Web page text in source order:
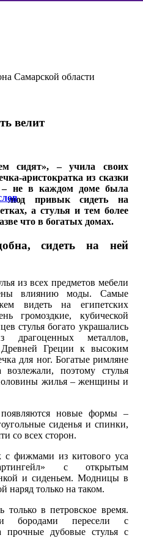
Самарской области
велит
сидят», – учила своих
аристократка из сказки
не в каждом доме была
люд привык сидеть на
а стулья и тем более
что в богатых домах.
сидеть на ней
из всех предметов мебели
влиянию моды. Самые
видеть на египетских
громоздкие, кубической
стулья богато украшались
драгоценных металлов,
Греции к высоким
для ног. Богатые римляне
поэтому стулья
жилья – женщины и
новые формы –
сиденья и спинки,
со всех сторон.
фижмами из китового уса
с открытым
и сиденьем. Модницы в
наряд только на таком.
только в петровское время.
бородами пересели с
прочные дубовые стулья с